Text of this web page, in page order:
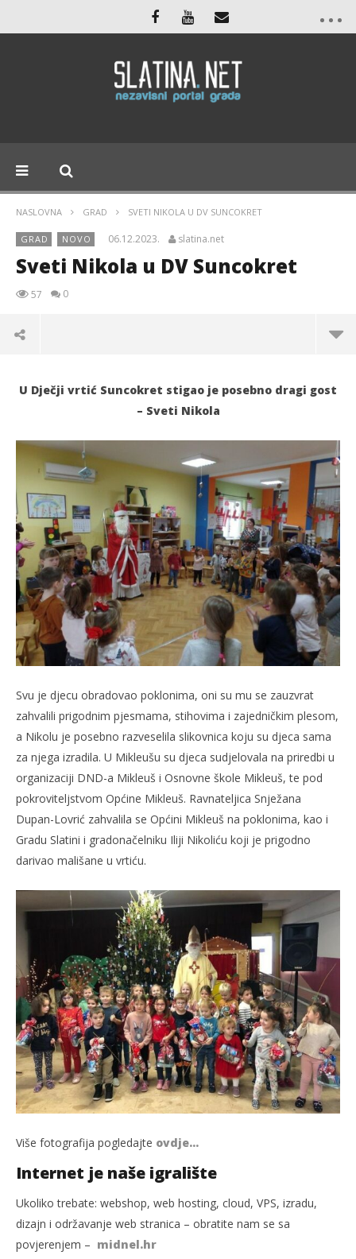
NASLOVNA GRAD SVETI NIKOLA U DV SUNCOKRET
GRAD NOVO 06.12.2023. slatina.net
Sveti Nikola u DV Suncokret
57 0
TRENUTNO OTVORENO
Sveti Nikola u DV Suncokret
06.12.2023.
slatina.net
U Dječji vrtić Suncokret stigao je posebno dragi gost
– Sveti Nikola
Svu je djecu obradovao poklonima, oni su mu se zauzvrat
zahvalili prigodnim pjesmama, stihovima i zajedničkim plesom,
a Nikolu je posebno razveselila slikovnica koju su djeca sama
za njega izradila. U Mikleušu su djeca sudjelovala na priredbi u
organizaciji DND-a Mikleuš i Osnovne škole Mikleuš, te pod
pokroviteljstvom Općine Mikleuš. Ravnateljica Snježana
Dupan-Lovrić zahvalila se Općini Mikleuš na poklonima, kao i
Gradu Slatini i gradonačelniku Iliji Nikoliću koji je prigodno
darivao mališane u vrtiću.
Više fotografija pogledajte ovdje…
Internet je naše igralište
Ukoliko trebate: webshop, web hosting, cloud, VPS, izradu,
dizajn i održavanje web stranica – obratite nam se sa
povjerenjem – midnel.hr